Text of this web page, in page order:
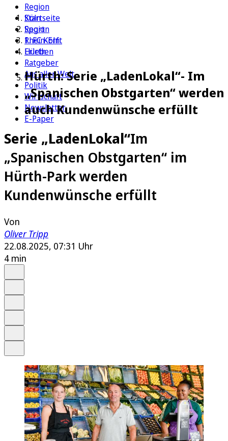
Region
Köln
Sport
1. FC Köln
Erleben
Ratgeber
Aus aller Welt
Politik
Wirtschaft
Newsletter
E-Paper
Startseite
Region
Rhein-Erft
Hürth
Hürth: Serie „LadenLokal“- Im
„Spanischen Obstgarten“ werden
auch Kundenwünsche erfüllt
Serie „LadenLokal“Im
„Spanischen Obstgarten“ im
Hürth-Park werden
Kundenwünsche erfüllt
Von
Oliver Tripp
22.08.2025, 07:31 Uhr
4 min